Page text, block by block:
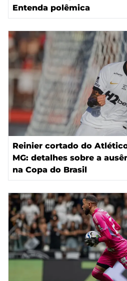
Entenda polêmica
Reinier cortado do
MG: detalhes sobre a
na Copa do Brasil